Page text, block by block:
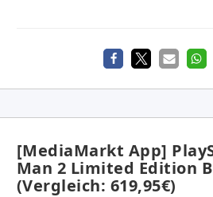
[MediaMarkt App]
Man 2 Limited Edition
(Vergleich: 619,95€)